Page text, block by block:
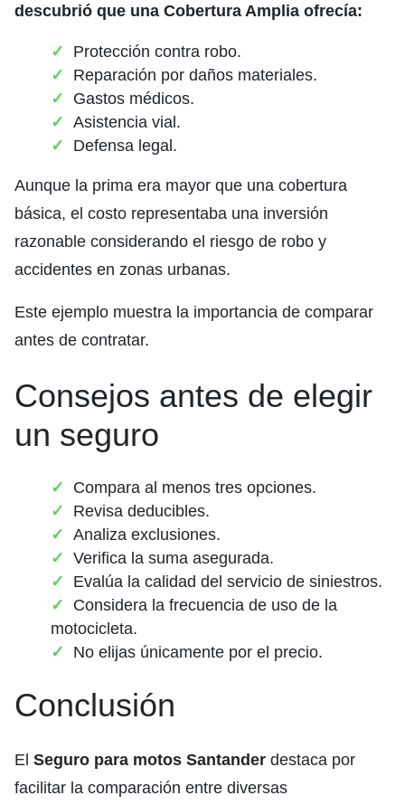
descubrió que una Cobertura Amplia ofrecía:
Protección contra robo.
Reparación por daños materiales.
Gastos médicos.
Asistencia vial.
Defensa legal.
Aunque la prima era mayor que una cobertura
básica, el costo representaba una inversión
razonable considerando el riesgo de robo y
accidentes en zonas urbanas.
Este ejemplo muestra la importancia de comparar
antes de contratar.
Consejos antes de elegir
un seguro
Compara al menos tres opciones.
Revisa deducibles.
Analiza exclusiones.
Verifica la suma asegurada.
Evalúa la calidad del servicio de siniestros.
Considera la frecuencia de uso de la
motocicleta.
No elijas únicamente por el precio.
Conclusión
El Seguro para motos Santander destaca por
facilitar la comparación entre diversas